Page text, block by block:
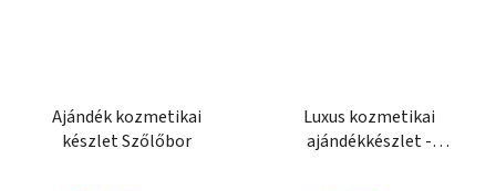
Ajándék kozmetikai
készlet Szőlőbor
Luxus kozmetikai
ajándékkészlet -